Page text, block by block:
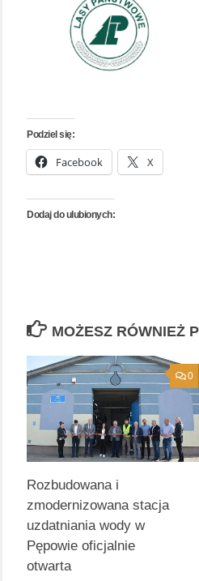
Podziel się:
Facebook X
Dodaj do ulubionych:
MOŻESZ RÓWNIEŻ
0
Rozbudowana i
zmodernizowana stacja
uzdatniania wody w
Pępowie oficjalnie
otwarta